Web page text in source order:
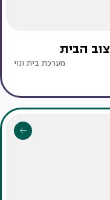
הבית
מערכת בית ונוי